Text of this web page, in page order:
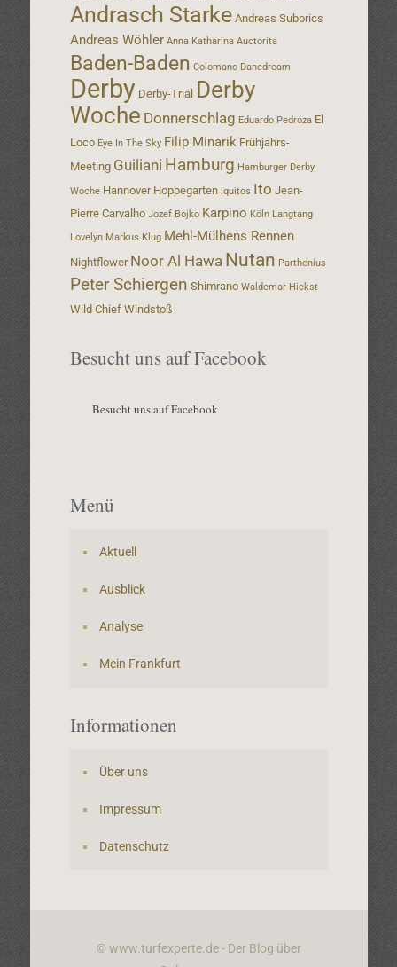
Andrasch Starke Andreas Suborics
Andreas Wöhler Anna Katharina Auctorita
Baden-Baden Colomano Danedream
Derby Derby-Trial Derby
Woche Donnerschlag Eduardo Pedroza El
Loco Eye In The Sky Filip Minarik Frühjahrs-
Meeting Guiliani Hamburg Hamburger Derby
Woche Hannover Hoppegarten Iquitos Ito Jean-
Pierre Carvalho Jozef Bojko Karpino Köln Langtang
Lovelyn Markus Klug Mehl-Mülhens Rennen
Nightflower Noor Al Hawa Nutan Parthenius
Peter Schiergen Shimrano Waldemar Hickst
Wild Chief Windstoß
Besucht uns auf Facebook
Besucht uns auf Facebook
Menü
Aktuell
Ausblick
Analyse
Mein Frankfurt
Informationen
Über uns
Impressum
Datenschutz
© www.turfexperte.de - Der Blog über